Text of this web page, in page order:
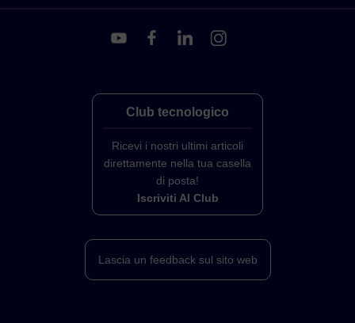
Club tecnologico
Ricevi i nostri ultimi articoli
direttamente nella tua casella
di posta!
Iscriviti Al Club
Lascia un feedback sul sito web